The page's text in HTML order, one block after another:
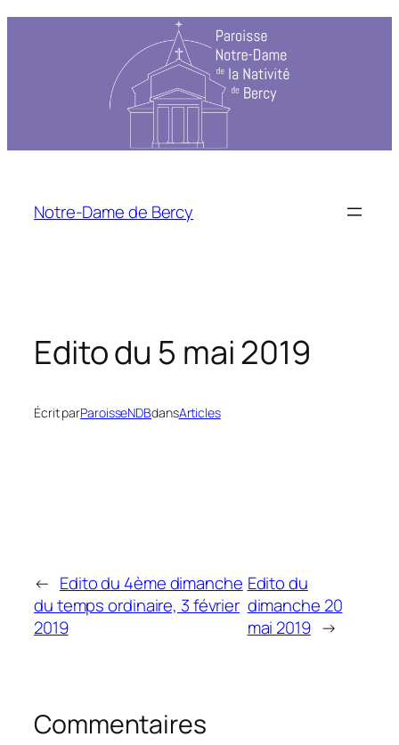
Notre-Dame de Bercy
Edito du 5 mai 2019
Écrit parParoisseNDBdansArticles
← Edito du 4ème dimanche
du temps ordinaire, 3 février
2019
Edito du
dimanche 20
mai 2019 →
Commentaires